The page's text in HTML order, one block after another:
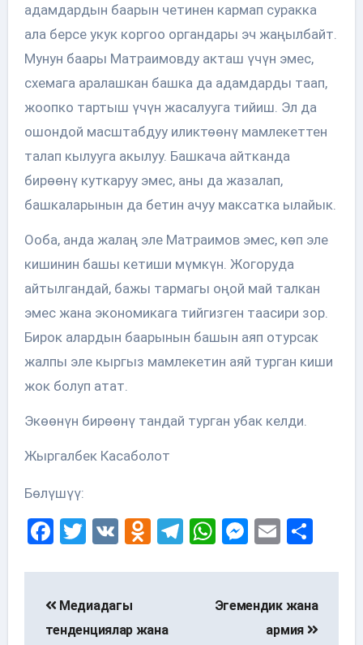
адамдардын баарын четинен кармап суракка
ала берсе укук коргоо органдары эч жаңылбайт.
Мунун баары Матраимовду акташ үчүн эмес,
схемага аралашкан башка да адамдарды таап,
жоопко тартыш үчүн жасалууга тийиш. Эл да
ошондой масштабдуу иликтөөнү мамлекеттен
талап кылууга акылуу. Башкача айтканда
бирөөнү куткаруу эмес, аны да жазалап,
башкаларынын да бетин ачуу максатка ылайык.
Ооба, анда жалаң эле Матраимов эмес, көп эле
кишинин башы кетиши мүмкүн. Жогоруда
айтылгандай, бажы тармагы оңой май талкан
эмес жана экономикага тийгизген таасири зор.
Бирок алардын баарынын башын аяп отурсак
жалпы эле кыргыз мамлекетин аяй турган киши
жок болуп атат.
Экөөнүн бирөөнү тандай турган убак келди.
Жыргалбек Касаболот
Бөлүшүү:
Facebook
Twitter
VKOdnoklassniki
Telegram
WhatsApp
Email
navigation
Медиадагы
тенденциялар жана
Эгемендик жана
армия